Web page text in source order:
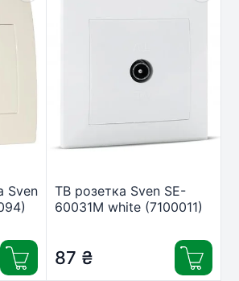
Sven
ТВ розетка Sven SE-
60031M white (7100011)
87 ₴